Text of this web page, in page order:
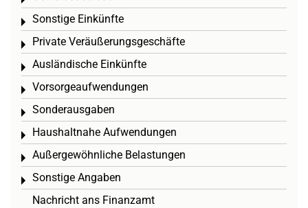
Sonstige Einkünfte
Toggle menu
Private Veräußerungsgeschäfte
Toggle menu
Ausländische Einkünfte
Toggle menu
Vorsorgeaufwendungen
Toggle menu
Sonderausgaben
Toggle menu
Haushaltnahe Aufwendungen
Toggle menu
Außergewöhnliche Belastungen
Toggle menu
Sonstige Angaben
Toggle menu
Nachricht ans Finanzamt